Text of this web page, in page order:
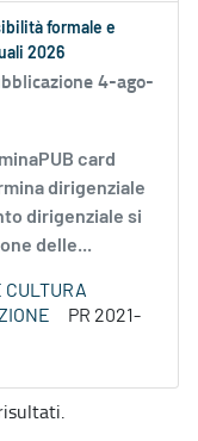
formale e
2026
4-ago-
card
dirigenziale
dirigenziale si
delle...
CULTURA
PR 2021-